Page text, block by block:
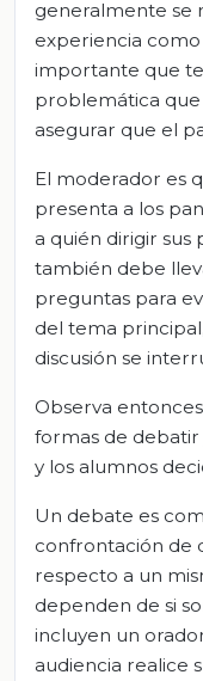
generalmente se
experiencia
importante que
problemática que
asegurar que el
El moderador es
presenta a los
a quién dirigir sus
también debe
preguntas para
del tema
discusión se
Observa
formas de debatir
y los alumnos
Un debate es
confrontación de
respecto a un
dependen de si
incluyen un
audiencia realice